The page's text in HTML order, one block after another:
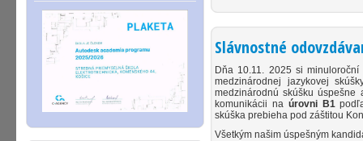
Slávnostné
Dňa 10.11. 2025 si
medzinárodnej jazykovej
medzinárodnú skúšku
komunikácii na úrovni B1
skúška prebieha pod záštitou
Všetkým našim úspešným